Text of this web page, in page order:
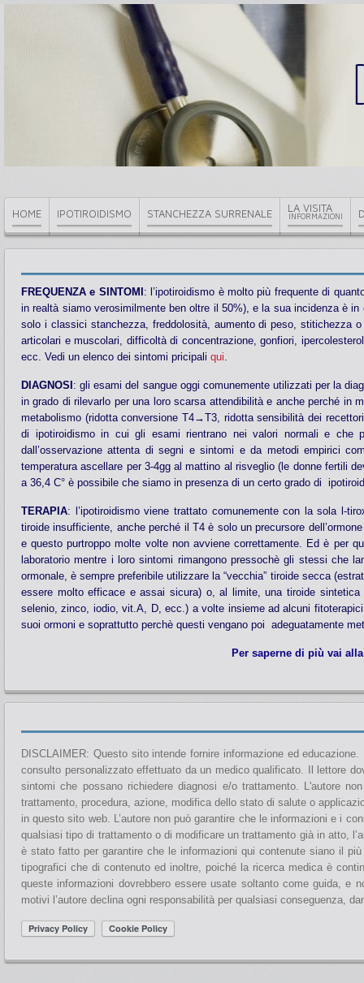
HOME IPOTIROIDISMO STANCHEZZA SURRENALE LA VISITA
INFORMAZIONI
FREQUENZA e SINTOMI : l’ipotiroidismo è molto più frequente di
in realtà siamo verosimilmente ben oltre il 50%), e la sua incidenza è
solo i classici stanchezza, freddolosità, aumento di peso, stitichezza
articolari e muscolari, difficoltà di concentrazione, gonfiori,
ecc. Vedi un elenco dei sintomi pricipali qui.
DIAGNOSI : gli esami del sangue oggi comunemente utilizzati per la
in grado di rilevarlo per una loro scarsa attendibilità e anche perché in
metabolismo (ridotta conversione T4→T3, ridotta sensibilità dei
di ipotiroidismo in cui gli esami rientrano nei valori normali e che
dall’osservazione attenta di segni e sintomi e da metodi empirici
temperatura ascellare per 3-4gg al mattino al risveglio (le donne fertili
a 36,4 C° è possibile che siamo in presenza di un certo grado di
TERAPIA: l’ipotiroidismo viene trattato comunemente con la sola l-
tiroide insufficiente, anche perché il T4 è solo un precursore
e questo purtroppo molte volte non avviene correttamente. Ed è per
laboratorio mentre i loro sintomi rimangono pressochè gli stessi che
ormonale, è sempre preferibile utilizzare la “vecchia” tiroide secca
essere molto efficace e assai sicura) o, al limite, una tiroide
selenio, zinco, iodio, vit.A, D, ecc.) a volte insieme ad alcuni
suoi ormoni e soprattutto perchè questi vengano poi adeguatamente
Per saperne di più vai
DISCLAIMER: Questo sito intende fornire informazione ed
consulto personalizzato effettuato da un medico qualificato. Il lettore
sintomi che possano richiedere diagnosi e/o trattamento. L'autore
trattamento, procedura, azione, modifica dello stato di salute o
in questo sito web. L’autore non può garantire che le informazioni e i
qualsiasi tipo di trattamento o di modificare un trattamento già in atto,
è stato fatto per garantire che le informazioni qui contenute siano il
tipografici che di contenuto ed inoltre, poiché la ricerca medica è
queste informazioni dovrebbero essere usate soltanto come guida,
motivi l’autore declina ogni responsabilità per qualsiasi conseguenza,